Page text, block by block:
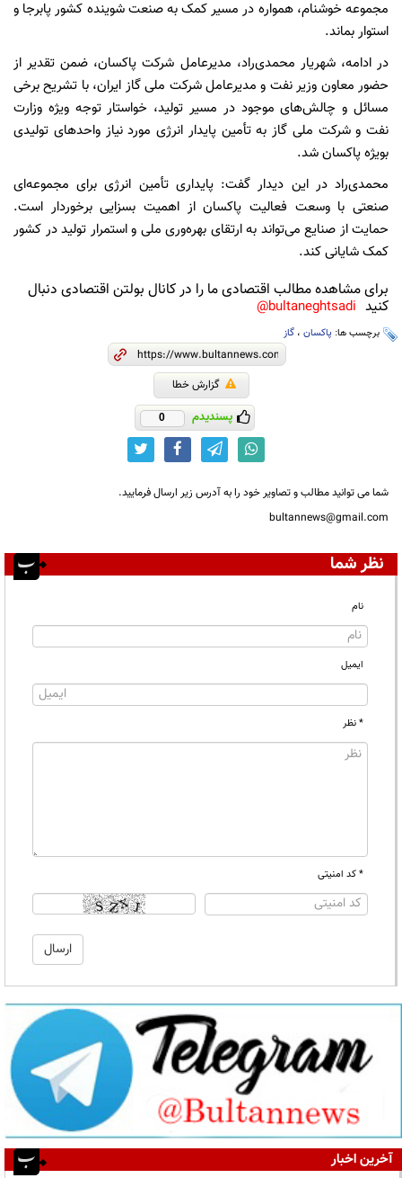
مجموعه خوشنام، همواره در مسیر کمک به صنعت شوینده کشور پابرجا و
استوار بماند.
در ادامه، شهریار محمدی‌راد، مدیرعامل شرکت پاکسان، ضمن تقدیر از
حضور معاون وزیر نفت و مدیرعامل شرکت ملی گاز ایران، با تشریح برخی
مسائل و چالش‌های موجود در مسیر تولید، خواستار توجه ویژه وزارت
نفت و شرکت ملی گاز به تأمین پایدار انرژی مورد نیاز واحدهای تولیدی
بویژه پاکسان شد.
محمدی‌راد در این دیدار گفت: پایداری تأمین انرژی برای مجموعه‌ای
صنعتی با وسعت فعالیت پاکسان از اهمیت بسزایی برخوردار است.
حمایت از صنایع می‌تواند به ارتقای بهره‌وری ملی و استمرار تولید در کشور
کمک شایانی کند.
برای مشاهده مطالب اقتصادی ما را در کانال بولتن اقتصادی دنبال
کنید bultaneghtsadi@
برچسب ها: پاکسان ، گاز
گزارش خطا
پسندیدم 0
شما می توانید مطالب و تصاویر خود را به آدرس زیر ارسال فرمایید.
bultannews@gmail.com
نظر شما
نام
ایمیل
* نظر
* کد امنیتی
آخرین اخبار